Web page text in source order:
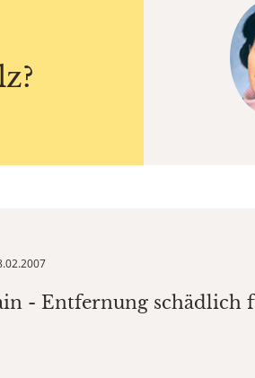
- Entfernung schädlich